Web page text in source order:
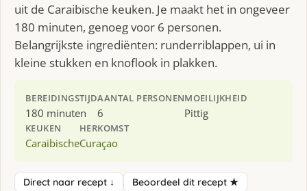
uit de Caraibische keuken. Je maakt het in ongeveer
180 minuten, genoeg voor 6 personen.
Belangrijkste ingrediënten: runderriblappen, ui in
kleine stukken en knoflook in plakken.
BEREIDINGSTIJD
180 minuten
AANTAL PERSONEN
6
MOEILIJKHEID
Pittig
KEUKEN
Caraibische
HERKOMST
Curaçao
Direct naar recept ↓ Beoordeel dit recept ★